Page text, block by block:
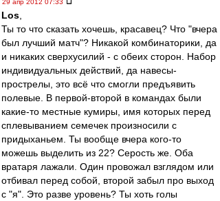
29 апр 2012 07:33
Los
Ты то что сказать хочешь, красавец? Что "вчера
был лучший матч"? Никакой комбинаторики, да
и никаких сверхусилий - с обеих сторон. Набор
индивидуальных действий, да навесы-
прострелы, это всё что смогли предъявить
полевые. В первой-второй в командах были
какие-то местные кумиры, имя которых перед
сплевыванием семечек произносили с
придыханьем. Ты вообще вчера кого-то
можешь выделить из 22? Серость же. Оба
вратаря лажали. Один провожал взглядом или
отбивал перед собой, второй забыл про выход
с "я". Это разве уровень? Ты хоть голы